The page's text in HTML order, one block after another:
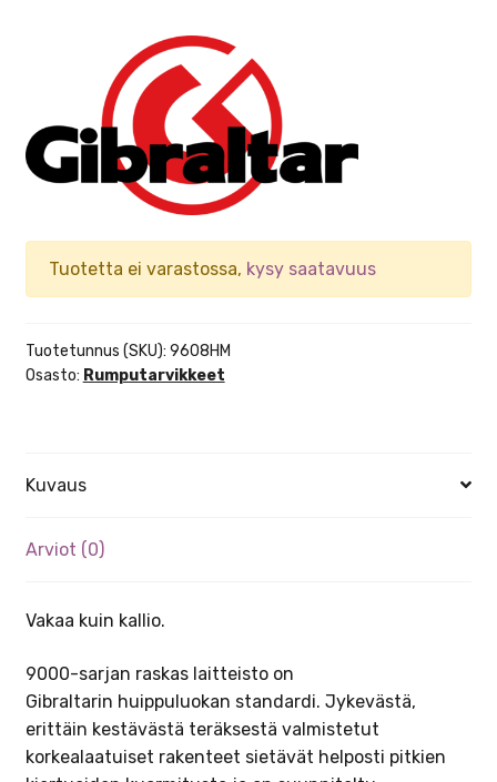
Tuotetta ei varastossa, kysy saatavuus
Tuotetunnus (SKU): 9608HM
Osasto: Rumputarvikkeet
Kuvaus
Arviot (0)
Vakaa kuin kallio.
9000-sarjan raskas laitteisto on
Gibraltarin huippuluokan standardi. Jykevästä,
erittäin kestävästä teräksestä valmistetut
korkealaatuiset rakenteet sietävät helposti pitkien